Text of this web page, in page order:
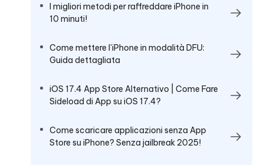
I migliori metodi per raffreddare iPhone in
10 minuti!
Come mettere l'iPhone in modalità DFU:
Guida dettagliata
iOS 17.4 App Store Alternativo | Come Fare
Sideload di App su iOS 17.4?
Come scaricare applicazioni senza App
Store su iPhone? Senza jailbreak 2025!